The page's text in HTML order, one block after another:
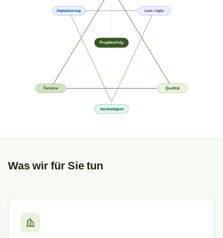
Projekterfolg
Qualität
Termine
Nachhaltigkeit
Digitalisierung Lean / Agile
Was wir für Sie tun